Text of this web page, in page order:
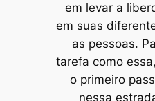
em levar a
em suas
as pessoas.
tarefa como
o primeiro
nessa